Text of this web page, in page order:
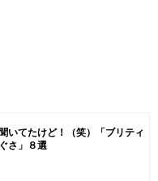
いてたけど！（笑）「ブリティ
さ」８選